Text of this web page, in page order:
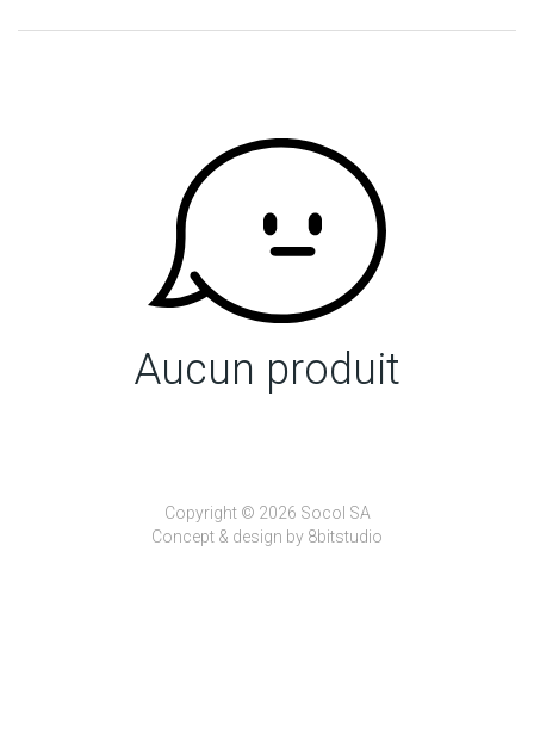
Aucun produit
Copyright © 2026 Socol SA
Concept & design by 8bitstudio